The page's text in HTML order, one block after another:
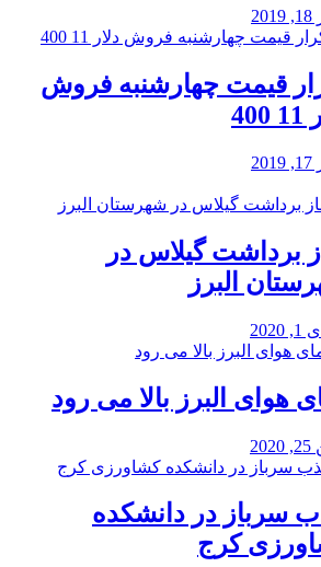
قیمت چهارشنبه فروش
برداشت گیلاس در
البرز
هوای البرز بالا می رود
سرباز در دانشکده
کرج